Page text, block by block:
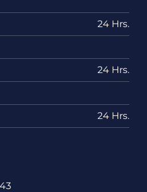
24 Hrs.
24 Hrs.
24 Hrs.